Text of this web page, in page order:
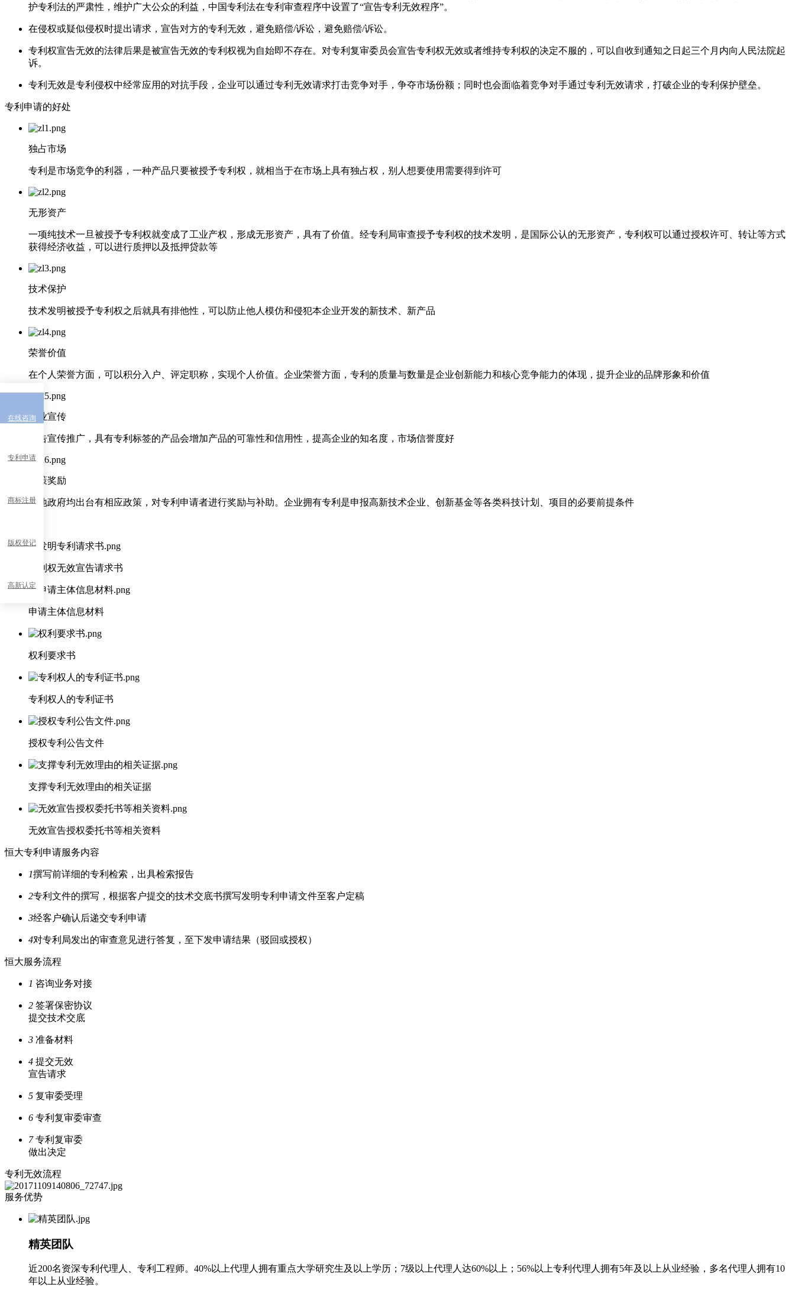
护专利法的严肃性，维护广大公众的利益，中国专利法在专利审查程序中设置了“宣告专利无效程序”。
在侵权或疑似侵权时提出请求，宣告对方的专利无效，避免赔偿/诉讼，避免赔偿/诉讼。
专利权宣告无效的法律后果是被宣告无效的专利权视为自始即不存在。对专利复审委员会宣告专利权无效或者维持专利权的决定不服的，可以自收到通知之日起三个月内向人民法院起
诉。
专利无效是专利侵权中经常应用的对抗手段，企业可以通过专利无效请求打击竞争对手，争夺市场份额；同时也会面临着竞争对手通过专利无效请求，打破企业的专利保护壁垒。
专利申请的好处
独占市场
专利是市场竞争的利器，一种产品只要被授予专利权，就相当于在市场上具有独占权，别人想要使用需要得到许可
无形资产
一项纯技术一旦被授予专利权就变成了工业产权，形成无形资产，具有了价值。经专利局审查授予专利权的技术发明，是国际公认的无形资产，专利权可以通过授权许可、转让等方式
获得经济收益，可以进行质押以及抵押贷款等
技术保护
技术发明被授予专利权之后就具有排他性，可以防止他人模仿和侵犯本企业开发的新技术、新产品
荣誉价值
在个人荣誉方面，可以积分入户、评定职称，实现个人价值。企业荣誉方面，专利的质量与数量是企业创新能力和核心竞争能力的体现，提升企业的品牌形象和价值
企业宣传
广告宣传推广，具有专利标签的产品会增加产品的可靠性和信用性，提高企业的知名度，市场信誉度好
政策奖励
各地政府均出台有相应政策，对专利申请者进行奖励与补助。企业拥有专利是申报高新技术企业、创新基金等各类科技计划、项目的必要前提条件
专利权无效宣告请求书
申请主体信息材料
权利要求书
专利权人的专利证书
授权专利公告文件
支撑专利无效理由的相关证据
无效宣告授权委托书等相关资料
恒大专利申请服务内容
1撰写前详细的专利检索，出具检索报告
2专利文件的撰写，根据客户提交的技术交底书撰写发明专利申请文件至客户定稿
3经客户确认后递交专利申请
4对专利局发出的审查意见进行答复，至下发申请结果（驳回或授权）
恒大服务流程
1 咨询业务对接
2 签署保密协议
提交技术交底
3 准备材料
4 提交无效
宣告请求
5 复审委受理
6 专利复审委审查
7专利复审委
做出决定
专利无效流程
服务优势
精英团队
近200名资深专利代理人、专利工程师。40%以上代理人拥有重点大学研究生及以上学历；7级以上代理人达60%以上；56%以上专利代理人拥有5年及以上从业经验，多名代理人拥有10
年以上从业经验。
在线咨询
专利申请
商标注册
版权登记
高新认定